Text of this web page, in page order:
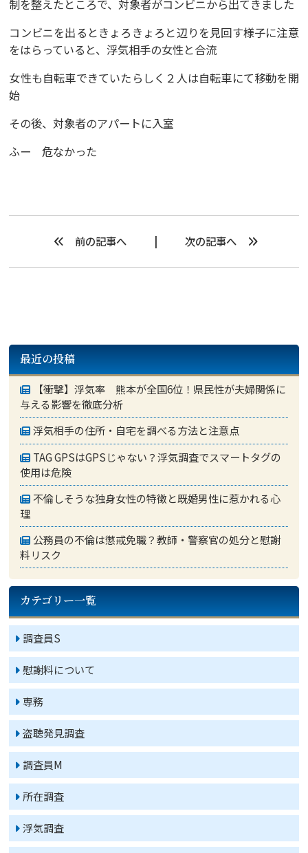
制を整えたところで、対象者がコンビニから出てきました
コンビニを出るときょろきょろと辺りを見回す様子に注意
をはらっていると、浮気相手の女性と合流
女性も自転車できていたらしく２人は自転車にて移動を開
始
その後、対象者のアパートに入室
ふー 危なかった
前の記事へ 次の記事へ
最近の投稿
【衝撃】浮気率 熊本が全国6位！県民性が夫婦関係に
与える影響を徹底分析
浮気相手の住所・自宅を調べる方法と注意点
TAG GPSはGPSじゃない？浮気調査でスマートタグの
使用は危険
不倫しそうな独身女性の特徴と既婚男性に惹かれる心
理
公務員の不倫は懲戒免職？教師・警察官の処分と慰謝
料リスク
カテゴリー一覧
調査員S
慰謝料について
専務
盗聴発見調査
調査員M
所在調査
浮気調査